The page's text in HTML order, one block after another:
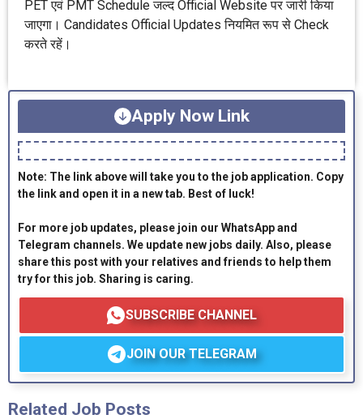
PET एवं PMT Schedule जल्द Official Website पर जारी किया
जाएगा। Candidates Official Updates नियमित रूप से Check
करते रहें।
Apply Now Link
Note: The link above will take you to the job application. Copy
the link and open it in a new tab. Best of luck!
For more job updates, please join our WhatsApp and
Telegram channels. We update new jobs daily. Also, please
share this post with your relatives and friends to help them
try for this job. Sharing is caring.
SUBSCRIBE CHANNEL
JOIN OUR TELEGRAM
Related Job Posts